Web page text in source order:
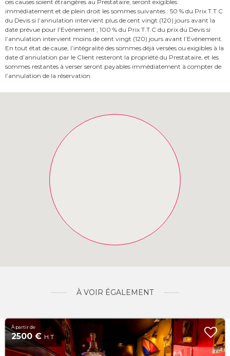
ces causes soient étrangères au Prestataire, seront exigibles
immédiatement et de plein droit les sommes suivantes : 50 % du Prix T.T.C
du Devis si l’annulation intervient plus de cent vingt (120) jours avant la
date prévue pour l’Evénement ; 100 % du Prix T.T.C du prix du Devis si
l’annulation intervient moins de cent vingt (120) jours avant l’Evénement.
En tout état de cause, l’intégralité des sommes déjà versées ou exigibles à la
date d’annulation par le Client resteront la propriété du Prestataire, et les
sommes restantes à verser seront payables immédiatement à compter de
l’annulation de la réservation.
À VOIR ÉGALEMENT
À partir de
2500 € H.T